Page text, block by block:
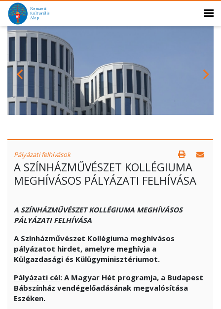
Pályázati felhívások
A SZÍNHÁZMŰVÉSZET KOLLÉGIUMA
MEGHÍVÁSOS PÁLYÁZATI FELHÍVÁSA
A SZÍNHÁZMŰVÉSZET KOLLÉGIUMA MEGHÍVÁSOS
PÁLYÁZATI FELHÍVÁSA
A Színházművészet Kollégiuma meghívásos
pályázatot hirdet, amelyre meghívja a
Külgazdasági és Külügyminisztériumot.
Pályázati cél: A Magyar Hét programja, a Budapest
Bábszínház vendégelőadásának megvalósítása
Eszéken.